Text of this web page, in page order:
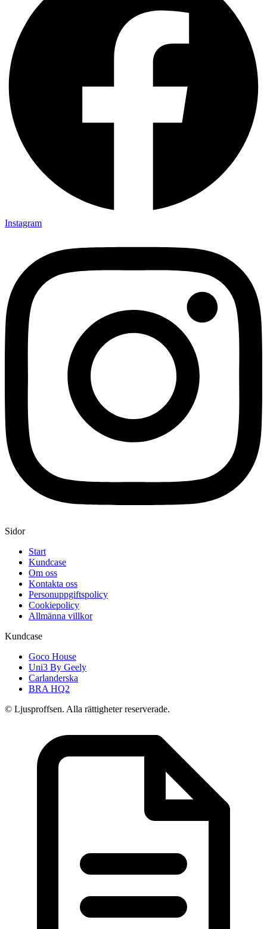
Instagram
Sidor
Start
Kundcase
Om oss
Kontakta oss
Personuppgiftspolicy
Cookiepolicy
Allmänna villkor
Kundcase
Goco House
Uni3 By Geely
Carlanderska
BRA HQ2
© Ljusproffsen. Alla rättigheter reserverade.